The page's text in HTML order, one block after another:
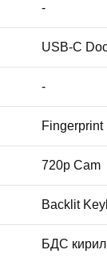
-
USB-C
-
Fingerprint
720p Cam
Backlit
БДС